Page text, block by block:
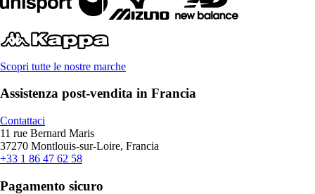
Scopri tutte le nostre marche
Assistenza post-vendita in Francia
Contattaci
11 rue Bernard Maris
37270 Montlouis-sur-Loire, Francia
+33 1 86 47 62 58
Pagamento sicuro